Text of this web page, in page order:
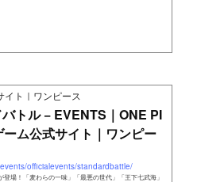
イト｜ワンピース
トル − EVENTS｜ONE PI
ム公式サイト｜ワンピー
officialevents/standardbattle/
場！「麦わらの一味」「最悪の世代」「王下七武海」